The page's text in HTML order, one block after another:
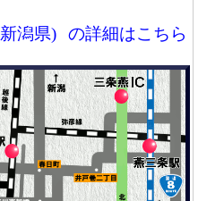
新潟県) の詳細はこちら